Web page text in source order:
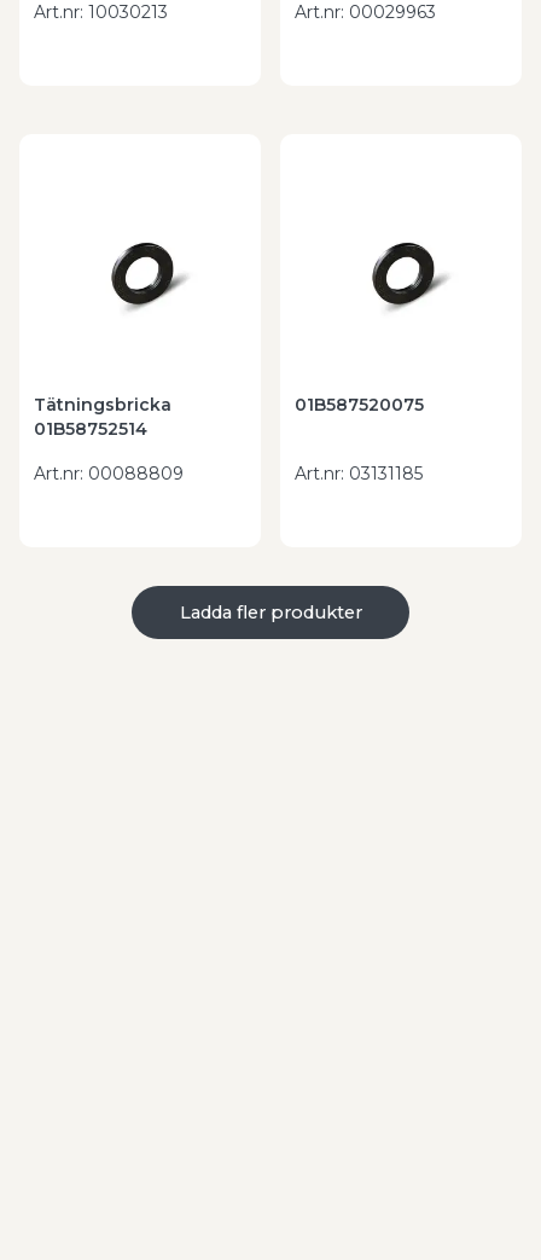
Art.nr: 10030213 Art.nr: 00029963
Tätningsbricka
01B58752514
Art.nr: 00088809
01B587520075
Art.nr: 03131185
Ladda fler produkter